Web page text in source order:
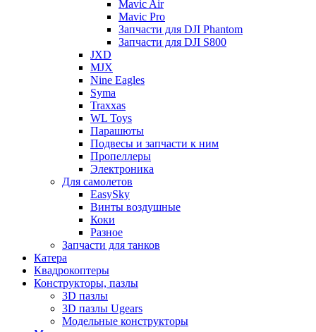
Mavic Air
Mavic Pro
Запчасти для DJI Phantom
Запчасти для DJI S800
JXD
MJX
Nine Eagles
Syma
Traxxas
WL Toys
Парашюты
Подвесы и запчасти к ним
Пропеллеры
Электроника
Для самолетов
EasySky
Винты воздушные
Коки
Разное
Запчасти для танков
Катера
Квадрокоптеры
Конструкторы, пазлы
3D пазлы
3D пазлы Ugears
Модельные конструкторы